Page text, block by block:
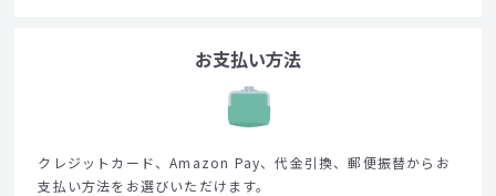
お支払い方法
クレジットカード、Amazon Pay、代金引換、郵便振替からお
支払い方法をお選びいただけます。